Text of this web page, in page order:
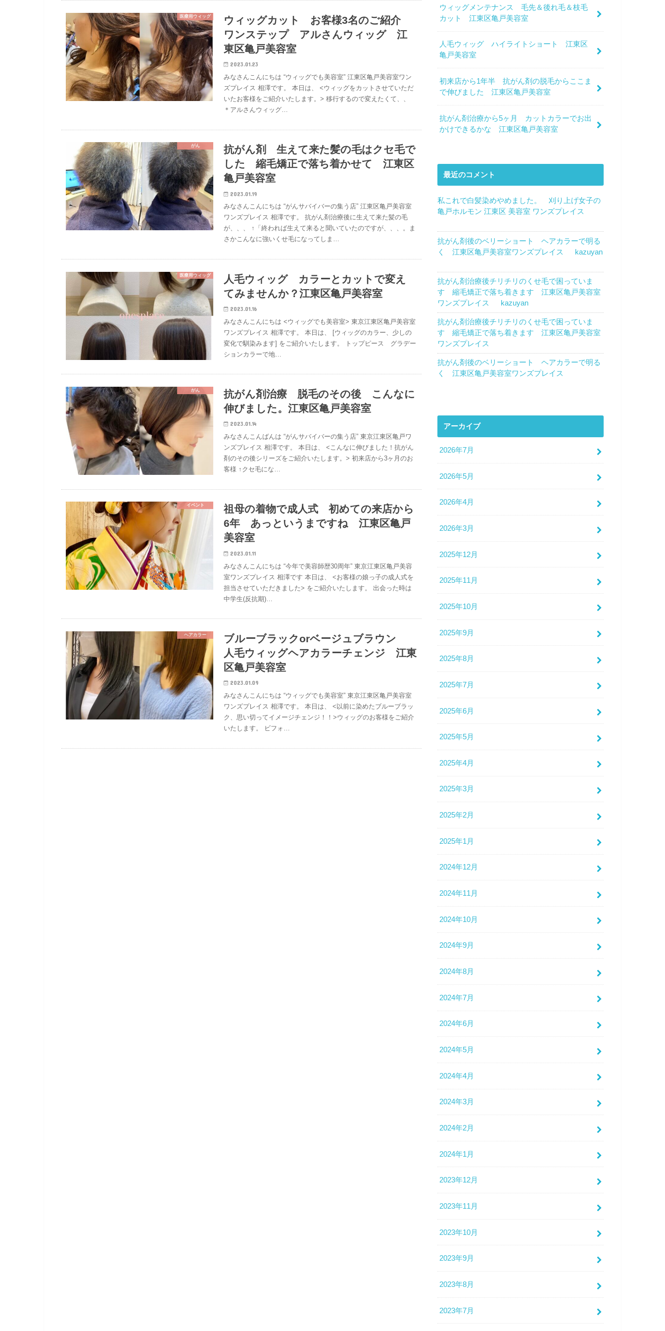
医療用ウィッグ
ウィッグカット お客様3名のご紹介
ワンステップ アルさんウィッグ 江
東区亀戸美容室
2023.01.23
みなさんこんにちは “ウィッグでも美容室” 江東区亀戸美容室ワン
ズプレイス 相澤です。 本日は、 <ウィッグをカットさせていただ
いたお客様をご紹介いたします。> 移行するので変えたくて、、
＊アルさんウィッグ…
がん
抗がん剤 生えて来た髪の毛はクセ毛で
した 縮毛矯正で落ち着かせて 江東区
亀戸美容室
2023.01.19
みなさんこんにちは “がんサバイバーの集う店” 江東区亀戸美容室
ワンズプレイス 相澤です。 抗がん剤治療後に生えて来た髪の毛
が、、、 ↑「終われば生えて来ると聞いていたのですが、、、。ま
さかこんなに強いくせ毛になってしま…
医療用ウィッグ
人毛ウィッグ カラーとカットで変え
てみませんか？江東区亀戸美容室
2023.01.16
みなさんこんにちは <ウィッグでも美容室> 東京江東区亀戸美容室
ワンズプレイス 相澤です。 本日は、 [ウィッグのカラー、少しの
変化で馴染みます] をご紹介いたします。 トップピース グラデー
ションカラーで地…
がん
抗がん剤治療 脱毛のその後 こんなに
伸びました。江東区亀戸美容室
2023.01.14
みなさんこんばんは “がんサバイバーの集う店” 東京江東区亀戸ワ
ンズプレイス 相澤です。 本日は、 <こんなに伸びました！抗がん
剤のその後シリーズをご紹介いたします。> 初来店から3ヶ月のお
客様 ↑クセ毛にな…
イベント
祖母の着物で成人式 初めての来店から
6年 あっというまですね 江東区亀戸
美容室
2023.01.11
みなさんこんにちは “今年で美容師歴30周年” 東京江東区亀戸美容
室ワンズプレイス 相澤です 本日は、 <お客様の娘っ子の成人式を
担当させていただきました> をご紹介いたします。 出会った時は
中学生(反抗期)…
ヘアカラー
ブルーブラックorベージュブラウン
人毛ウィッグヘアカラーチェンジ 江東
区亀戸美容室
2023.01.09
みなさんこんにちは “ウィッグでも美容室” 東京江東区亀戸美容室
ワンズプレイス 相澤です。 本日は、 <以前に染めたブルーブラッ
ク、思い切ってイメージチェンジ！！>ウィッグのお客様をご紹介
いたします。 ビフォ…
ウィッグメンテナンス 毛先＆後れ毛＆枝毛
カット 江東区亀戸美容室
人毛ウィッグ ハイライトショート 江東区
亀戸美容室
初来店から1年半 抗がん剤の脱毛からここま
で伸びました 江東区亀戸美容室
抗がん剤治療から5ヶ月 カットカラーでお出
かけできるかな 江東区亀戸美容室
最近のコメント
私これで白髪染めやめました。 刈り上げ女子の
亀戸ホルモン 江東区 美容室 ワンズプレイス
抗がん剤後のベリーショート ヘアカラーで明る
く 江東区亀戸美容室ワンズプレイス
kazuyan
抗がん剤治療後チリチリのくせ毛で困っていま
す 縮毛矯正で落ち着きます 江東区亀戸美容室
ワンズプレイス
kazuyan
抗がん剤治療後チリチリのくせ毛で困っていま
す 縮毛矯正で落ち着きます 江東区亀戸美容室
ワンズプレイス
抗がん剤後のベリーショート ヘアカラーで明る
く 江東区亀戸美容室ワンズプレイス
アーカイブ
2026年7月
2026年5月
2026年4月
2026年3月
2025年12月
2025年11月
2025年10月
2025年9月
2025年8月
2025年7月
2025年6月
2025年5月
2025年4月
2025年3月
2025年2月
2025年1月
2024年12月
2024年11月
2024年10月
2024年9月
2024年8月
2024年7月
2024年6月
2024年5月
2024年4月
2024年3月
2024年2月
2024年1月
2023年12月
2023年11月
2023年10月
2023年9月
2023年8月
2023年7月